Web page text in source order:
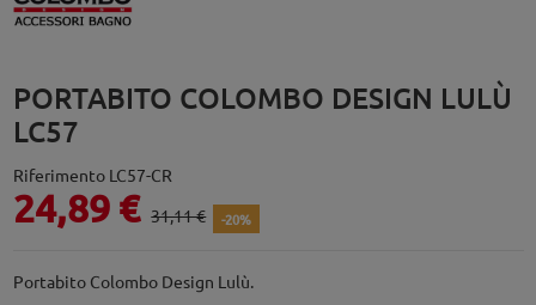
PORTABITO COLOMBO DESIGN LULÙ
LC57
Riferimento LC57-CR
24,89 € 31,11 € -20%
Portabito Colombo Design Lulù.